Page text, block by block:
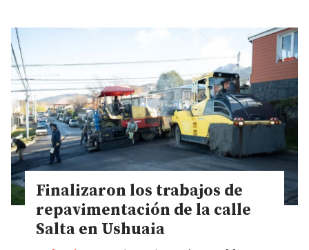
Finalizaron los trabajos de
repavimentación de la calle
Salta en Ushuaia